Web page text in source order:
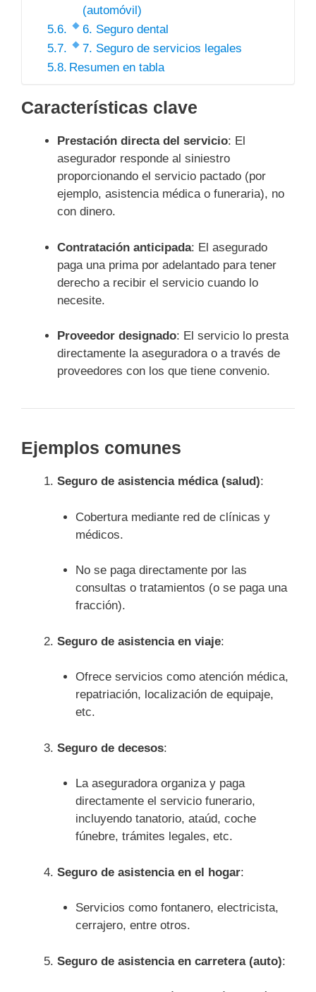
(automóvil)
6. Seguro dental
7. Seguro de servicios legales
Resumen en tabla
Características clave
Prestación directa del servicio: El
asegurador responde al siniestro
proporcionando el servicio pactado (por
ejemplo, asistencia médica o funeraria), no
con dinero.
Contratación anticipada: El asegurado
paga una prima por adelantado para tener
derecho a recibir el servicio cuando lo
necesite.
Proveedor designado: El servicio lo presta
directamente la aseguradora o a través de
proveedores con los que tiene convenio.
Ejemplos comunes
Seguro de asistencia médica (salud):
Cobertura mediante red de clínicas y
médicos.
No se paga directamente por las
consultas o tratamientos (o se paga una
fracción).
Seguro de asistencia en viaje:
Ofrece servicios como atención médica,
repatriación, localización de equipaje,
etc.
Seguro de decesos:
La aseguradora organiza y paga
directamente el servicio funerario,
incluyendo tanatorio, ataúd, coche
fúnebre, trámites legales, etc.
Seguro de asistencia en el hogar:
Servicios como fontanero, electricista,
cerrajero, entre otros.
Seguro de asistencia en carretera (auto):